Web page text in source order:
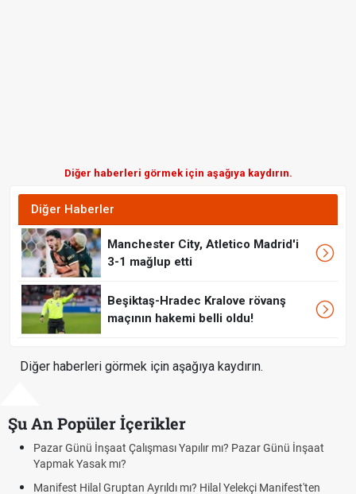
Diğer haberleri görmek için aşağıya kaydırın.
Diğer Haberler
Manchester City, Atletico Madrid'i
3-1 mağlup etti
Beşiktaş-Hradec Kralove rövanş
maçının hakemi belli oldu!
Diğer haberleri görmek için aşağıya kaydırın.
Şu An Popüler İçerikler
Günü İnşaat Çalışması Yapılır mı? Pazar Günü İnşaat
Yasak mı?
Hilal Gruptan Ayrıldı mı? Hilal Yelekçi Manifest'ten
Bedelli